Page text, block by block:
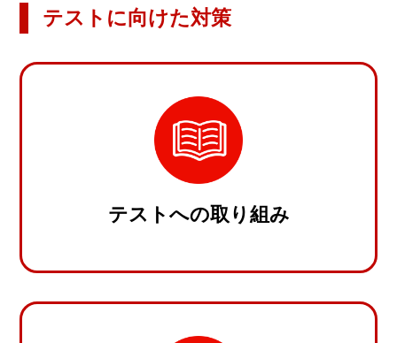
テストに向けた対策
テストへの取り組み